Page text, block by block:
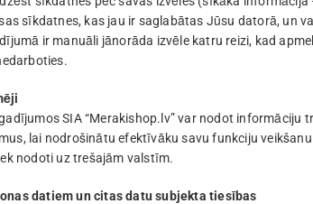
sīkdatnes, kas jau ir saglabātas Jūsu datorā, un
ir manuāli jānorāda izvēle katru reizi, kad
SIA “Merakishop.lv” var nodot informāciju
lai nodrošinātu efektīvāku savu funkciju
nodoti uz trešajām valstīm.
datiem un citas datu subjekta tiesības